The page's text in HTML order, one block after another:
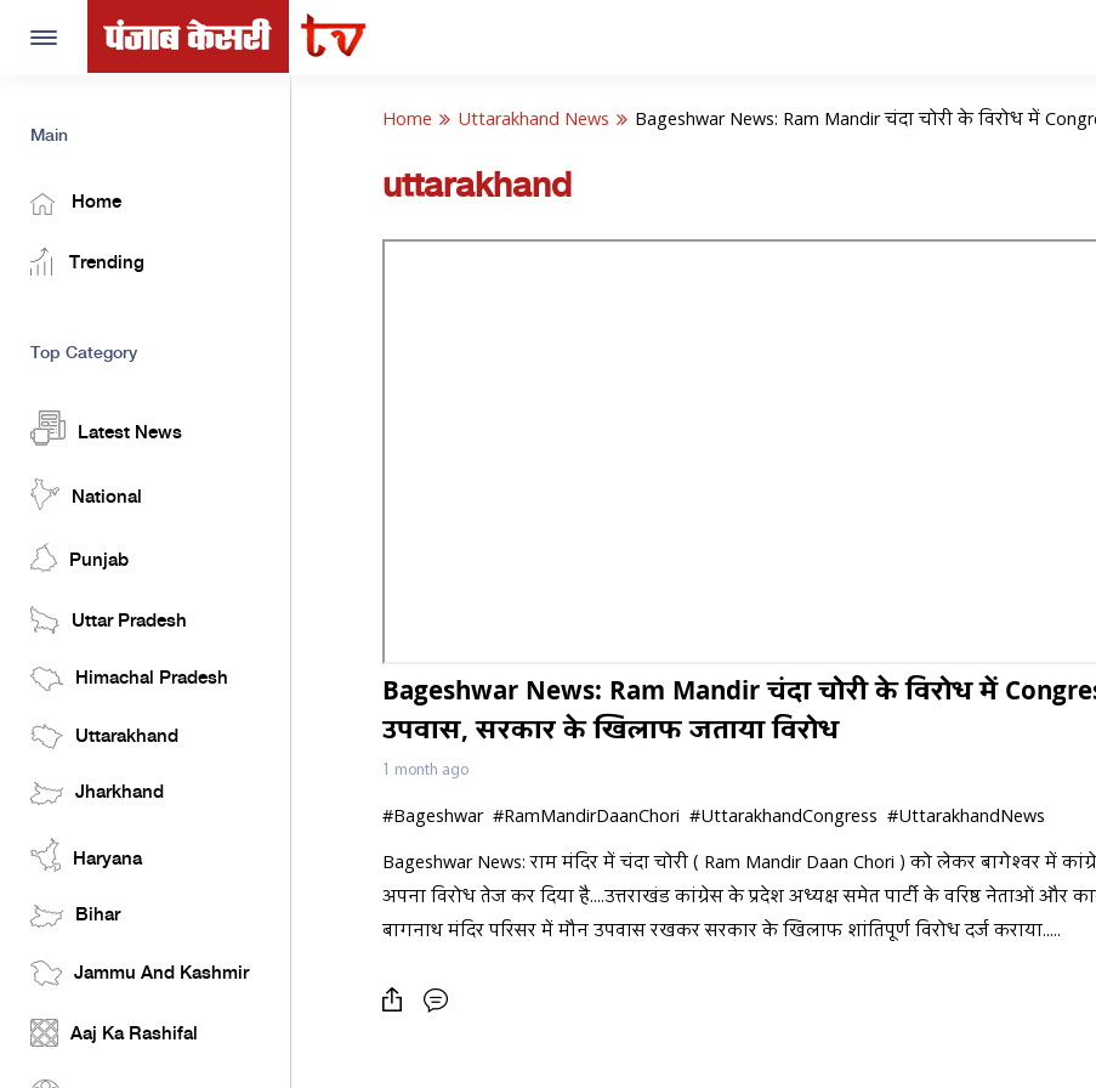
Toggle
Main
Home
Trending
Top Category
Latest News
National
Punjab
Uttar Pradesh
Himachal Pradesh
Uttarakhand
Jharkhand
Haryana
Bihar
Jammu And Kashmir
Aaj Ka Rashifal
Home Uttarakhand News Bageshwar News: Ram Mandir चंदा चोरी के विरोध में
uttarakhand
Bageshwar News: Ram Mandir चंदा चोरी के विरोध में
उपवास, सरकार के खिलाफ जताया विरोध
1 month ago
#Bageshwar #RamMandirDaanChori #UttarakhandCongress #UttarakhandNews
Bageshwar News: राम मंदिर में चंदा चोरी ( Ram Mandir Daan Chori ) को लेकर बागेश्वर में
अपना विरोध तेज कर दिया है....उत्तराखंड कांग्रेस के प्रदेश अध्यक्ष समेत पार्टी के वरिष्ठ नेताओं और
बागनाथ मंदिर परिसर में मौन उपवास रखकर सरकार के खिलाफ शांतिपूर्ण विरोध दर्ज कराया.....